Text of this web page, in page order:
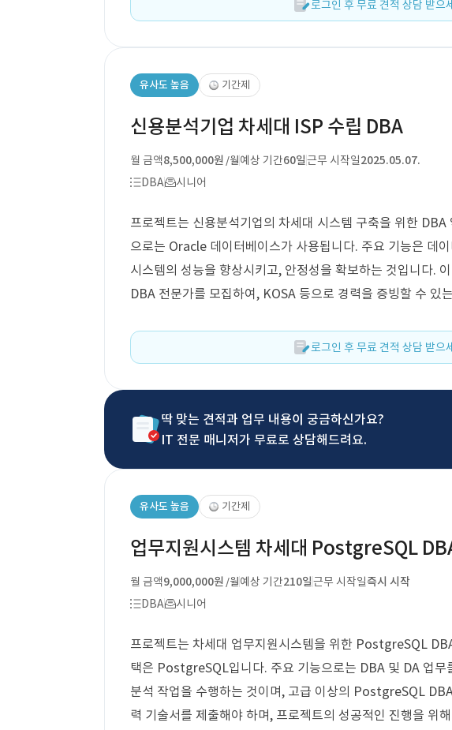
로그인 후 무료 견적 상담 받으
유사도 높음 기간제
신용분석기업 차세대 ISP 수립 DBA
월 금액8,500,000원 /월예상 기간60일근무 시작일2025.05.07.
DBA
시니어
프로젝트는 신용분석기업의 차세대 시스템 구축을 위한 DBA
으로는 Oracle 데이터베이스가 사용됩니다. 주요 기능은 데
시스템의 성능을 향상시키고, 안정성을 확보하는 것입니다.
DBA 전문가를 모집하여, KOSA 등으로 경력을 증빙할 수 있
로그인 후 무료 견적 상담 받으
딱 맞는 견적과 업무 내용이 궁금하신가요?
IT 전문 매니저가 무료로 상담해드려요.
유사도 높음 기간제
업무지원시스템 차세대 PostgreSQL
월 금액9,000,000원 /월예상 기간210일근무 시작일즉시 시작
DBA
시니어
프로젝트는 차세대 업무지원시스템을 위한 PostgreSQL
택은 PostgreSQL입니다. 주요 기능으로는 DBA 및 DA 업무
분석 작업을 수행하는 것이며, 고급 이상의 PostgreSQL
력 기술서를 제출해야 하며, 프로젝트의 성공적인 진행을 위